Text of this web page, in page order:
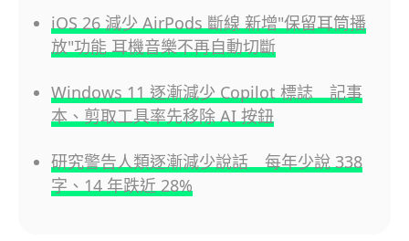
iOS 26 減少 AirPods 斷線 新增"保留耳筒播
放"功能 耳機音樂不再自動切斷
Windows 11 逐漸減少 Copilot 標誌 記事
本、剪取工具率先移除 AI 按鈕
研究警告人類逐漸減少說話 每年少說 338
字、14 年跌近 28%